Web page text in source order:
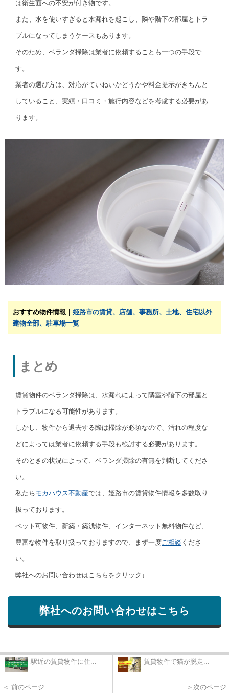
は衛生面への不安が付き物です。
また、水を使いすぎると水漏れを起こし、隣や階下の部屋とトラ
ブルになってしまうケースもあります。
そのため、ベランダ掃除は業者に依頼することも一つの手段で
す。
業者の選び方は、対応がていねいかどうかや料金提示がきちんと
していること、実績・口コミ・施行内容などを考慮する必要があ
ります。
おすすめ物件情報｜ 姫路市の賃貸、店舗、事務所、土地、住宅以外
建物全部、駐車場一覧
まとめ
賃貸物件のベランダ掃除は、水漏れによって隣室や階下の部屋と
トラブルになる可能性があります。
しかし、物件から退去する際は掃除が必須なので、汚れの程度な
どによっては業者に依頼する手段も検討する必要があります。
そのときの状況によって、ベランダ掃除の有無を判断してくださ
い。
私たちモカハウス不動産では、姫路市の賃貸物件情報を多数取り
扱っております。
ペット可物件、新築・築浅物件、インターネット無料物件など、
豊富な物件を取り扱っておりますので、まず一度ご相談 くださ
い。
弊社へのお問い合わせはこちらをクリック↓
弊社へのお問い合わせはこちら
駅近の賃貸物件に住...
＜ 前のページ
賃貸物件で猫が脱走...
＞次のページ